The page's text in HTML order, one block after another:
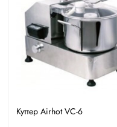
Куттер Airhot VC-6